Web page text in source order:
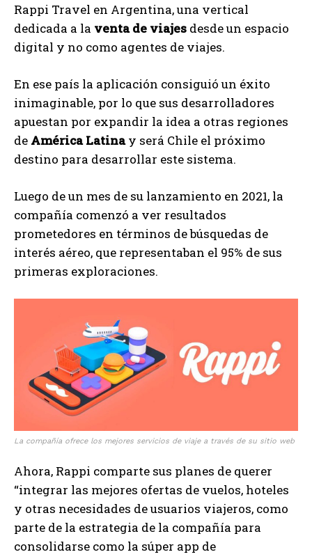
Rappi Travel en Argentina, una vertical
dedicada a la venta de viajes desde un espacio
digital y no como agentes de viajes.
En ese país la aplicación consiguió un éxito
inimaginable, por lo que sus desarrolladores
apuestan por expandir la idea a otras regiones
de América Latinay será Chile el próximo
destino para desarrollar este sistema.
Luego de un mes de su lanzamiento en 2021, la
compañía comenzó a ver resultados
prometedores en términos de búsquedas de
interés aéreo, que representaban el 95% de sus
primeras exploraciones.
La compañía ofrece los mejores servicios de viaje a través de su sitio web
Ahora, Rappi comparte sus planes de querer
“integrar las mejores ofertas de vuelos, hoteles
y otras necesidades de usuarios viajeros, como
parte de la estrategia de la compañía para
consolidarse como la súper app de